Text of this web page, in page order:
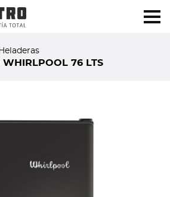
Regístrese aquí
Heladeras
WHIRLPOOL 76 LTS